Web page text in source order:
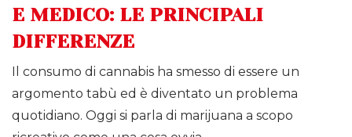
E MEDICO: LE PRINCIPALI
DIFFERENZE
Il consumo di cannabis ha smesso di essere un
argomento tabù ed è diventato un problema
quotidiano. Oggi si parla di marijuana a scopo